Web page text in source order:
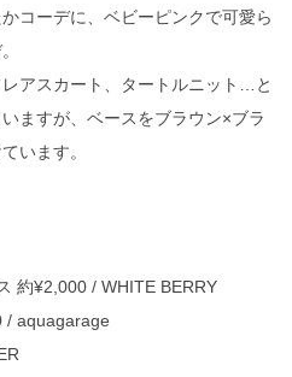
コーデに、ベビーピンクで可愛ら
アスカート、タートルニット…と
ますが、ベースをブラウン×ブラ
います。
約¥2,000 / WHITE BERRY
/ aquagarage